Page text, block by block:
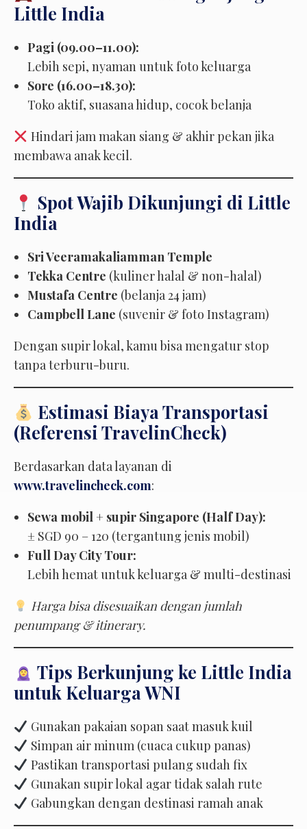
Little India
Pagi (09.00–11.00):
Lebih sepi, nyaman untuk foto keluarga
Sore (16.00–18.30):
Toko aktif, suasana hidup, cocok belanja
Hindari jam makan siang & akhir pekan jika
membawa anak kecil.
Spot Wajib Dikunjungi di Little
India
Sri Veeramakaliamman Temple
Tekka Centre (kuliner halal & non-halal)
Mustafa Centre (belanja 24 jam)
Campbell Lane (suvenir & foto Instagram)
Dengan supir lokal, kamu bisa mengatur stop
tanpa terburu-buru.
Estimasi Biaya Transportasi
(Referensi TravelinCheck)
Berdasarkan data layanan di
www.travelincheck.com:
Sewa mobil + supir Singapore (Half Day):
± SGD 90 – 120 (tergantung jenis mobil)
Full Day City Tour:
Lebih hemat untuk keluarga & multi-destinasi
Harga bisa disesuaikan dengan jumlah
penumpang & itinerary.
Tips Berkunjung ke Little India
untuk Keluarga WNI
Gunakan pakaian sopan saat masuk kuil
Simpan air minum (cuaca cukup panas)
Pastikan transportasi pulang sudah fix
Gunakan supir lokal agar tidak salah rute
Gabungkan dengan destinasi ramah anak